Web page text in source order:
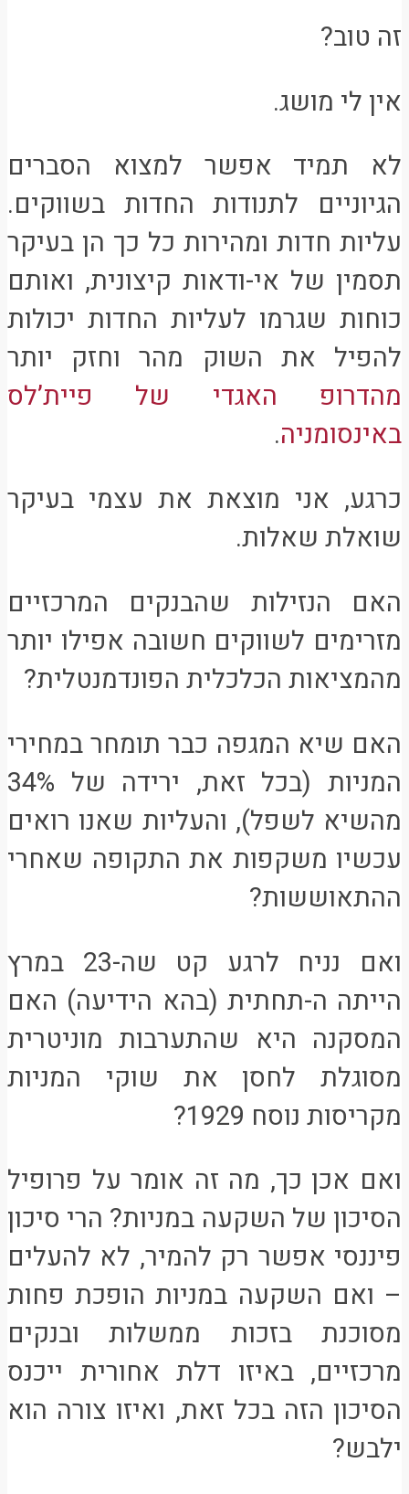
זה טוב?
אין לי מושג.
לא תמיד אפשר למצוא הסברים
הגיוניים לתנודות החדות בשווקים.
עליות חדות ומהירות כל כך הן בעיקר
תסמין של אי-ודאות קיצונית, ואותם
כוחות שגרמו לעליות החדות יכולות
להפיל את השוק מהר וחזק יותר
מהדרופ האגדי של פיית’לס
באינסומניה.
כרגע, אני מוצאת את עצמי בעיקר
שואלת שאלות.
האם הנזילות שהבנקים המרכזיים
מזרימים לשווקים חשובה אפילו יותר
מהמציאות הכלכלית הפונדמנטלית?
האם שיא המגפה כבר תומחר במחירי
המניות (בכל זאת, ירידה של 34%
מהשיא לשפל), והעליות שאנו רואים
עכשיו משקפות את התקופה שאחרי
ההתאוששות?
ואם נניח לרגע קט שה-23 במרץ
הייתה ה-תחתית (בהא הידיעה) האם
המסקנה היא שהתערבות מוניטרית
מסוגלת לחסן את שוקי המניות
מקריסות נוסח 1929?
ואם אכן כך, מה זה אומר על פרופיל
הסיכון של השקעה במניות? הרי סיכון
פיננסי אפשר רק להמיר, לא להעלים
– ואם השקעה במניות הופכת פחות
מסוכנת בזכות ממשלות ובנקים
מרכזיים, באיזו דלת אחורית ייכנס
הסיכון הזה בכל זאת, ואיזו צורה הוא
ילבש?